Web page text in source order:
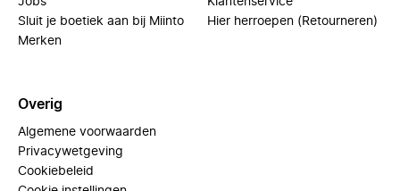
Sluit je boetiek aan bij Miinto
Merken
Hier herroepen (Retourneren)
Overig
Algemene voorwaarden
Privacywetgeving
Cookiebeleid